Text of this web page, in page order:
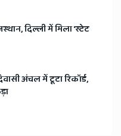
दिल्ली में मिला 'स्टेट
अंचल में टूटा रिकॉर्ड,